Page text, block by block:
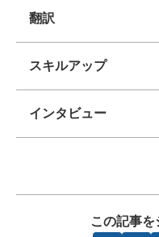
翻訳
スキルアップ
インタビュー
この記事を